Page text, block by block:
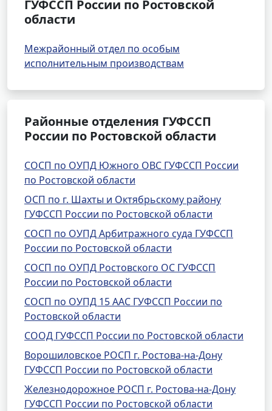
ГУФССП России по Ростовской
области
Межрайонный отдел по особым
исполнительным производствам
Районные отделения ГУФССП
России по Ростовской области
СОСП по ОУПД Южного ОВС ГУФССП России
по Ростовской области
ОСП по г. Шахты и Октябрьскому району
ГУФССП России по Ростовской области
СОСП по ОУПД Арбитражного суда ГУФССП
России по Ростовской области
СОСП по ОУПД Ростовского ОС ГУФССП
России по Ростовской области
СОСП по ОУПД 15 ААС ГУФССП России по
Ростовской области
СООД ГУФССП России по Ростовской области
Ворошиловское РОСП г. Ростова-на-Дону
ГУФССП России по Ростовской области
Железнодорожное РОСП г. Ростова-на-Дону
ГУФССП России по Ростовской области